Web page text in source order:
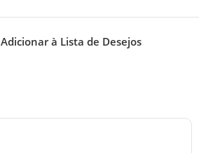
Adicionar à Lista de Desejos